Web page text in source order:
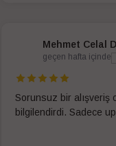
Mehmet Celal
geçen hafta içinde
Sorunsuz bir alışveriş
bilgilendirdi. Sadece